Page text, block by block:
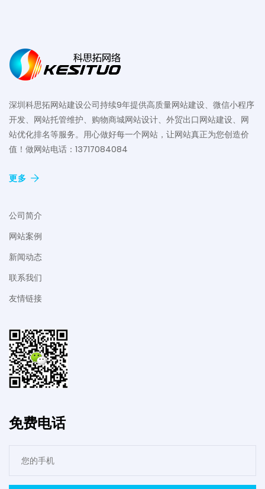
深圳科思拓网站建设公司持续9年提供高质量网站建设、微信小程序
开发、网站托管维护、购物商城网站设计、外贸出口网站建设、网
站优化排名等服务。用心做好每一个网站，让网站真正为您创造价
值！做网站电话：13717084084
更多
公司简介
网站案例
新闻动态
联系我们
友情链接
免费电话